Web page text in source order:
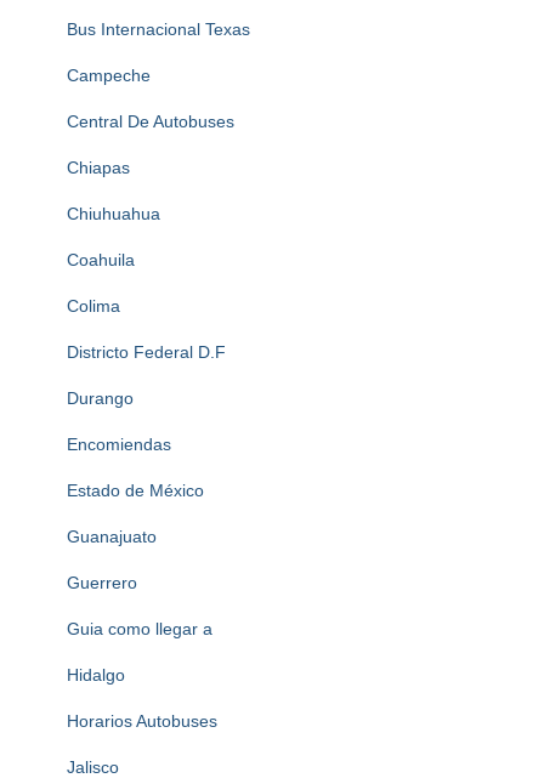
Bus Internacional Texas
Campeche
Central De Autobuses
Chiapas
Chiuhuahua
Coahuila
Colima
Districto Federal D.F
Durango
Encomiendas
Estado de México
Guanajuato
Guerrero
Guia como llegar a
Hidalgo
Horarios Autobuses
Jalisco